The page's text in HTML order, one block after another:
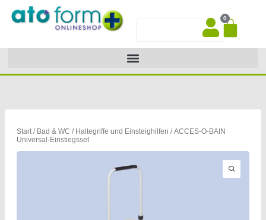
Inhalt
0
Start/ Bad & WC / Haltegriffe und Einsteighilfen / ACCES-O-BAIN
Universal-Einstiegsset